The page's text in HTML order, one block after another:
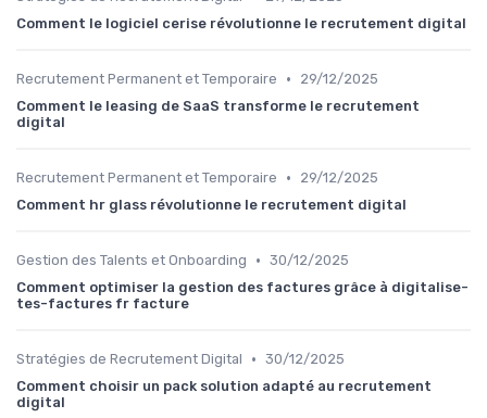
Comment le logiciel cerise révolutionne le recrutement digital
Recrutement Permanent et Temporaire •
29/12/2025
Comment le leasing de SaaS transforme le recrutement
digital
Recrutement Permanent et Temporaire •
29/12/2025
Comment hr glass révolutionne le recrutement digital
Gestion des Talents et Onboarding • 30/12/2025
Comment optimiser la gestion des factures grâce à digitalise-
tes-factures fr facture
Stratégies de Recrutement Digital • 30/12/2025
Comment choisir un pack solution adapté au recrutement
digital